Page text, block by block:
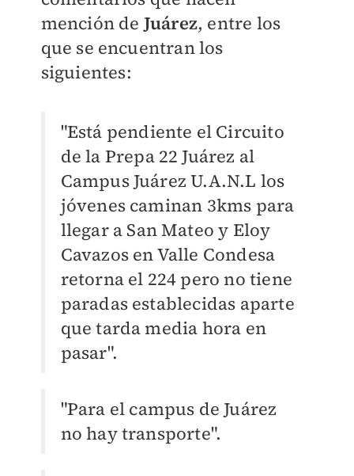
mención de Juárez, entre los
que se encuentran los
siguientes:
"Está pendiente el Circuito
de la Prepa 22 Juárez al
Campus Juárez U.A.N.L los
jóvenes caminan 3kms para
llegar a San Mateo y Eloy
Cavazos en Valle Condesa
retorna el 224 pero no tiene
paradas establecidas aparte
que tarda media hora en
pasar".
"Para el campus de Juárez
no hay transporte".